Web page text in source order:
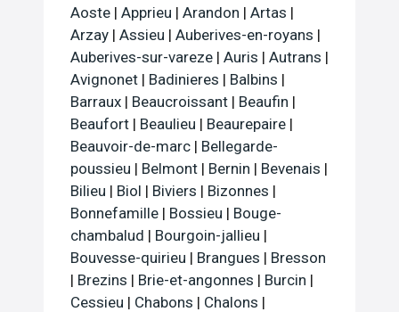
Aoste | Apprieu | Arandon | Artas |
Arzay | Assieu | Auberives-en-royans |
Auberives-sur-vareze | Auris | Autrans |
Avignonet | Badinieres | Balbins |
Barraux | Beaucroissant | Beaufin |
Beaufort | Beaulieu | Beaurepaire |
Beauvoir-de-marc | Bellegarde-
poussieu | Belmont | Bernin | Bevenais |
Bilieu | Biol | Biviers | Bizonnes |
Bonnefamille | Bossieu | Bouge-
chambalud | Bourgoin-jallieu |
Bouvesse-quirieu | Brangues | Bresson
| Brezins | Brie-et-angonnes | Burcin |
Cessieu | Chabons | Chalons |